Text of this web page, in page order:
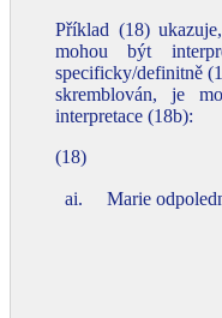
Příklad (18)
mohou být
specificky/definitně
skremblován, je
interpretace (18b):
(18)
ai. Marie